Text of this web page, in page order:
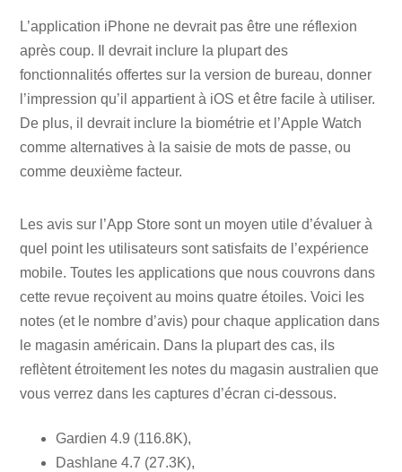
L’application iPhone ne devrait pas être une réflexion
après coup. Il devrait inclure la plupart des
fonctionnalités offertes sur la version de bureau, donner
l’impression qu’il appartient à iOS et être facile à utiliser.
De plus, il devrait inclure la biométrie et l’Apple Watch
comme alternatives à la saisie de mots de passe, ou
comme deuxième facteur.
Les avis sur l’App Store sont un moyen utile d’évaluer à
quel point les utilisateurs sont satisfaits de l’expérience
mobile. Toutes les applications que nous couvrons dans
cette revue reçoivent au moins quatre étoiles. Voici les
notes (et le nombre d’avis) pour chaque application dans
le magasin américain. Dans la plupart des cas, ils
reflètent étroitement les notes du magasin australien que
vous verrez dans les captures d’écran ci-dessous.
Gardien 4.9 (116.8K),
Dashlane 4.7 (27.3K),